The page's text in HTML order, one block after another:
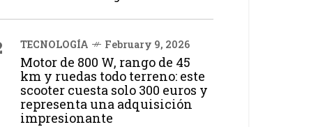
TECNOLOGÍA February 9, 2026
Motor de 800 W, rango de 45
km y ruedas todo terreno: este
scooter cuesta solo 300 euros y
representa una adquisición
impresionante